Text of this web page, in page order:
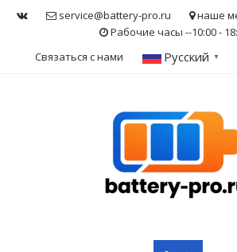
service@battery-pro.ru
наше
Рабочие часы --10:00 -
Связаться с нами
Русский ▼